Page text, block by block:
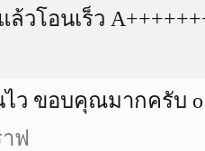
วโอนเร็ว
ไว ขอบคุณมากครับ o
ฟ